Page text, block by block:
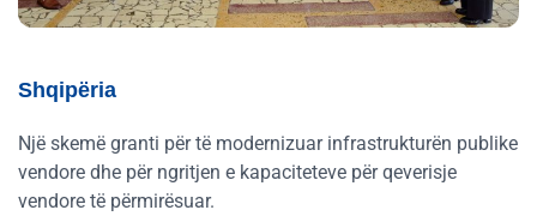
Shqipëria
Një skemë granti për të modernizuar infrastrukturën publike
vendore dhe për ngritjen e kapaciteteve për qeverisje
vendore të përmirësuar.